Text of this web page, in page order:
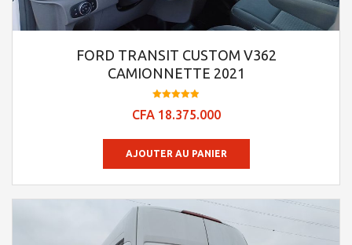
FORD TRANSIT CUSTOM V362
CAMIONNETTE 2021
4.95
CFA18.375.000
AJOUTER AU PANIER